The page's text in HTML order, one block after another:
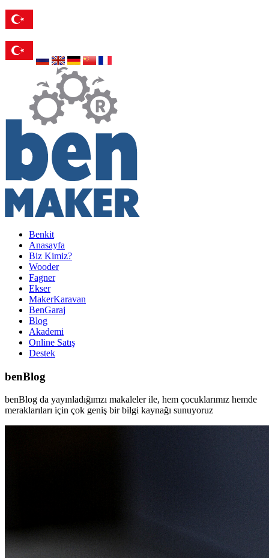
Benkit
Anasayfa
Biz Kimiz?
Wooder
Fagner
Ekser
MakerKaravan
BenGaraj
Blog
Akademi
Online Satış
Destek
benBlog
benBlog da yayınladığımzı makaleler ile, hem çocuklarımız hemde
meraklarıları için çok geniş bir bilgi kaynağı sunuyoruz